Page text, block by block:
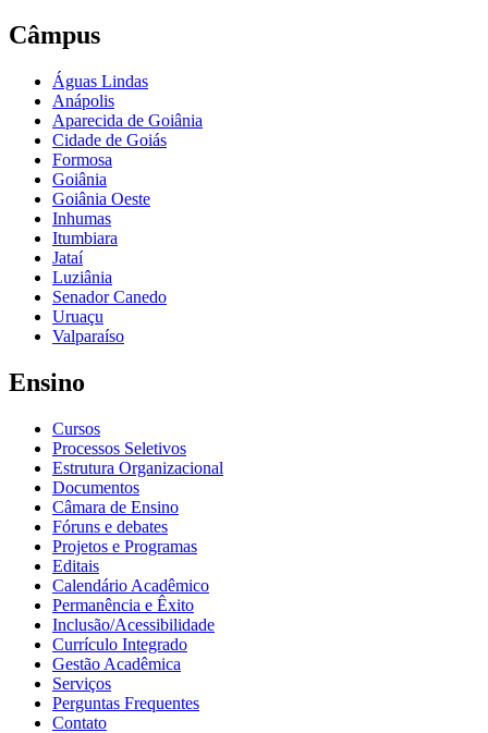
Câmpus
Águas Lindas
Anápolis
Aparecida de Goiânia
Cidade de Goiás
Formosa
Goiânia
Goiânia Oeste
Inhumas
Itumbiara
Jataí
Luziânia
Senador Canedo
Uruaçu
Valparaíso
Ensino
Cursos
Processos Seletivos
Estrutura Organizacional
Documentos
Câmara de Ensino
Fóruns e debates
Projetos e Programas
Editais
Calendário Acadêmico
Permanência e Êxito
Inclusão/Acessibilidade
Currículo Integrado
Gestão Acadêmica
Serviços
Perguntas Frequentes
Contato